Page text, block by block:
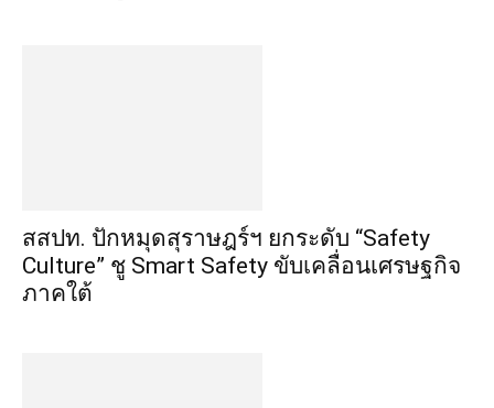
สสปท. ปักหมุดสุราษฎร์ฯ ยกระดับ “Safety
Culture” ชู Smart Safety ขับเคลื่อนเศรษฐกิจ
ภาคใต้